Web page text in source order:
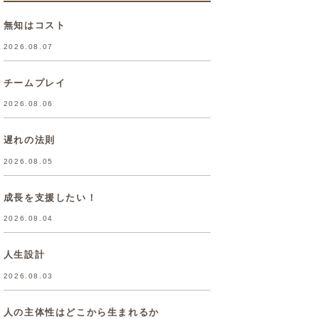
無知はコスト
2026.08.07
チームプレイ
2026.08.06
遅れの法則
2026.08.05
成長を支援したい！
2026.08.04
人生設計
2026.08.03
人の主体性はどこから生まれるか